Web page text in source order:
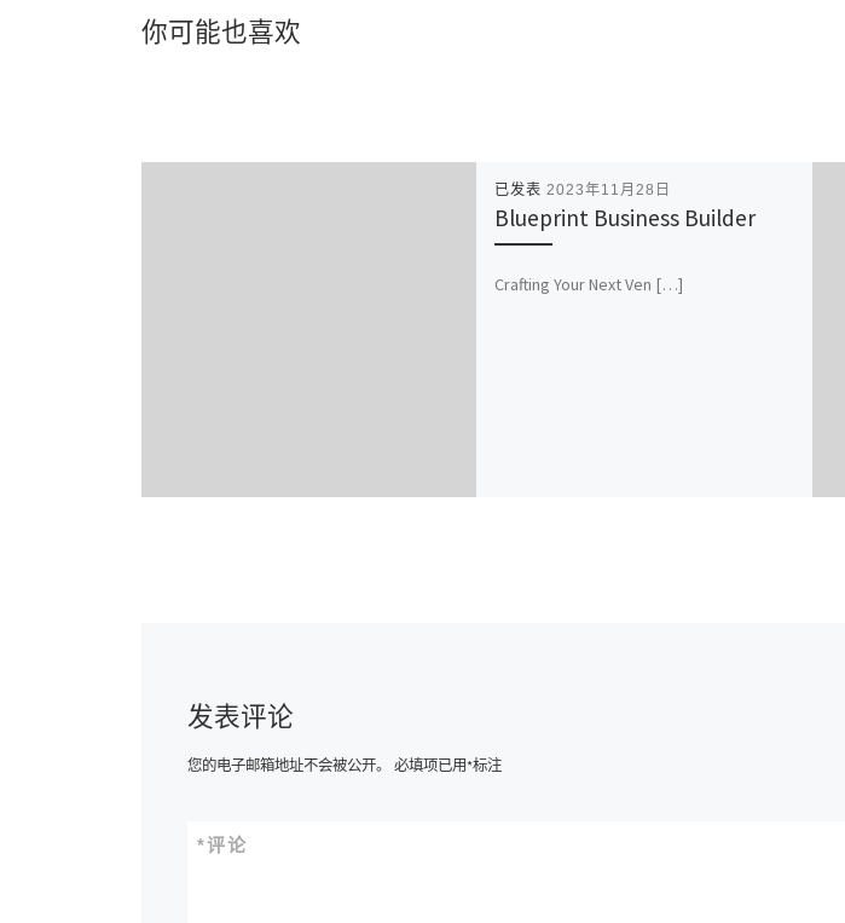
你可能也喜欢
已发表 2023年11月28日
Blueprint Business Builder
Crafting Your Next Ven […]
发表评论
您的电子邮箱地址不会被公开。 必填项已用*标注
评论
*